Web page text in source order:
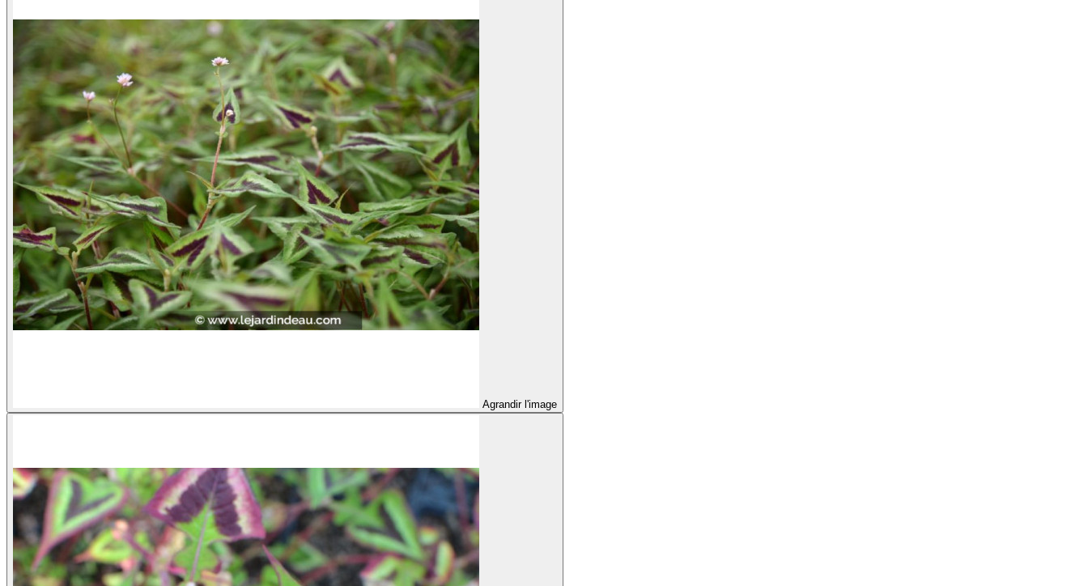
Agrandir l'image